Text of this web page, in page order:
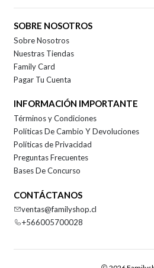
SOBRE NOSOTROS
Sobre Nosotros
Nuestras Tiendas
Family Card
Pagar Tu Cuenta
INFORMACIÓN IMPORTANTE
Términos y Condiciones
Políticas De Cambio Y Devoluciones
Políticas de Privacidad
Preguntas Frecuentes
Bases De Concurso
CONTÁCTANOS
ventas@familyshop.cl
+566005700028